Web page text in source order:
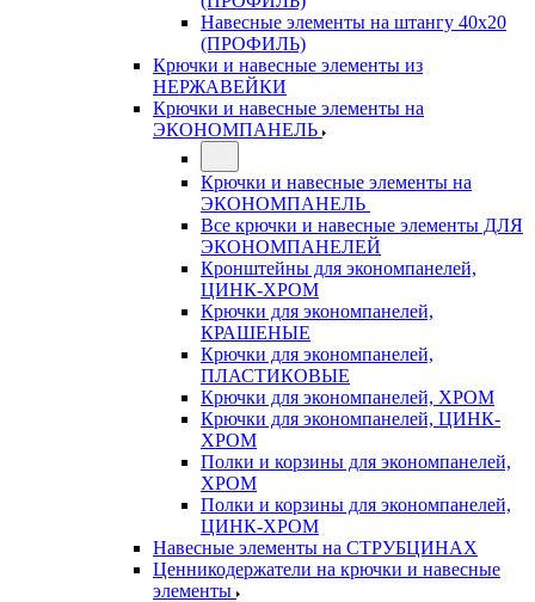
Навесные элементы на штангу 40х20
(ПРОФИЛЬ)
Крючки и навесные элементы из
НЕРЖАВЕЙКИ
Крючки и навесные элементы на
ЭКОНОМПАНЕЛЬ
Крючки и навесные элементы на
ЭКОНОМПАНЕЛЬ
Все крючки и навесные элементы ДЛЯ
ЭКОНОМПАНЕЛЕЙ
Кронштейны для экономпанелей,
ЦИНК-ХРОМ
Крючки для экономпанелей,
КРАШЕНЫЕ
Крючки для экономпанелей,
ПЛАСТИКОВЫЕ
Крючки для экономпанелей, ХРОМ
Крючки для экономпанелей, ЦИНК-
ХРОМ
Полки и корзины для экономпанелей,
ХРОМ
Полки и корзины для экономпанелей,
ЦИНК-ХРОМ
Навесные элементы на СТРУБЦИНАХ
Ценникодержатели на крючки и навесные
элементы